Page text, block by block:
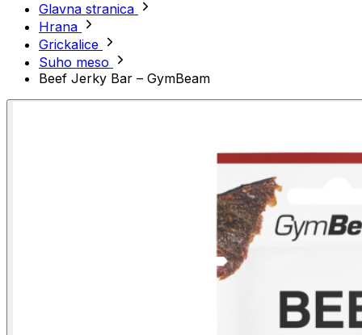
Glavna stranica
Hrana
Grickalice
Suho meso
Beef Jerky Bar – GymBeam